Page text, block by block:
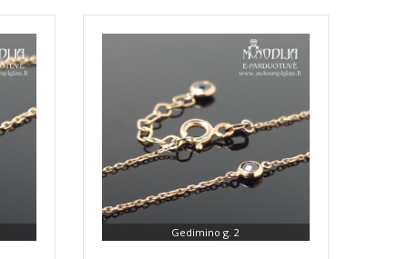
Gedimino g. 2